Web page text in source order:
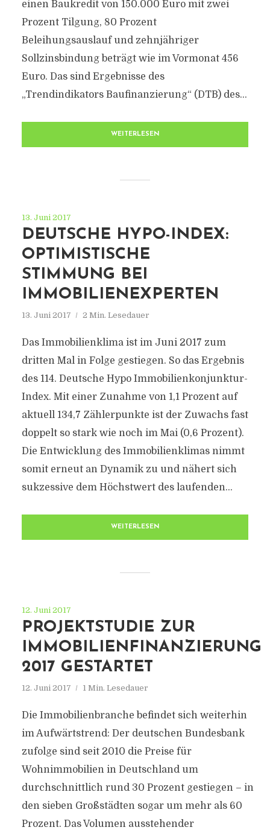
einen Baukredit von 150.000 Euro mit zwei
Prozent Tilgung, 80 Prozent
Beleihungsauslauf und zehnjähriger
Sollzinsbindung beträgt wie im Vormonat 456
Euro. Das sind Ergebnisse des
„Trendindikators Baufinanzierung“ (DTB) des...
WEITERLESEN
13. Juni 2017
DEUTSCHE HYPO-INDEX:
OPTIMISTISCHE
STIMMUNG BEI
IMMOBILIENEXPERTEN
13. Juni 2017 2 Min. Lesedauer
Das Immobilienklima ist im Juni 2017 zum
dritten Mal in Folge gestiegen. So das Ergebnis
des 114. Deutsche Hypo Immobilienkonjunktur-
Index. Mit einer Zunahme von 1,1 Prozent auf
aktuell 134,7 Zählerpunkte ist der Zuwachs fast
doppelt so stark wie noch im Mai (0,6 Prozent).
Die Entwicklung des Immobilienklimas nimmt
somit erneut an Dynamik zu und nähert sich
sukzessive dem Höchstwert des laufenden...
WEITERLESEN
12. Juni 2017
PROJEKTSTUDIE ZUR
IMMOBILIENFINANZIERUNG
2017 GESTARTET
12. Juni 2017 1 Min. Lesedauer
Die Immobilienbranche befindet sich weiterhin
im Aufwärtstrend: Der deutschen Bundesbank
zufolge sind seit 2010 die Preise für
Wohnimmobilien in Deutschland um
durchschnittlich rund 30 Prozent gestiegen – in
den sieben Großstädten sogar um mehr als 60
Prozent. Das Volumen ausstehender